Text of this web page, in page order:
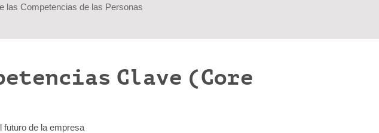
las Competencias de las Personas
Clave (Core
futuro de la empresa